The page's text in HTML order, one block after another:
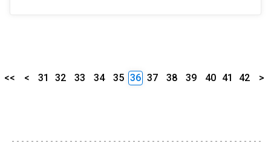
<< < 31 32 33 34 35 36 37 38 39 40 41 42 >